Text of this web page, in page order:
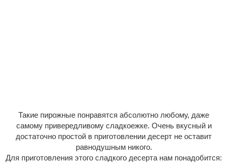
Такие пирожные понравятся абсолютно любому, даже
самому привередливому сладкоежке. Очень вкусный и
достаточно простой в приготовлении десерт не оставит
равнодушным никого.
Для приготовления этого сладкого десерта нам понадобится: